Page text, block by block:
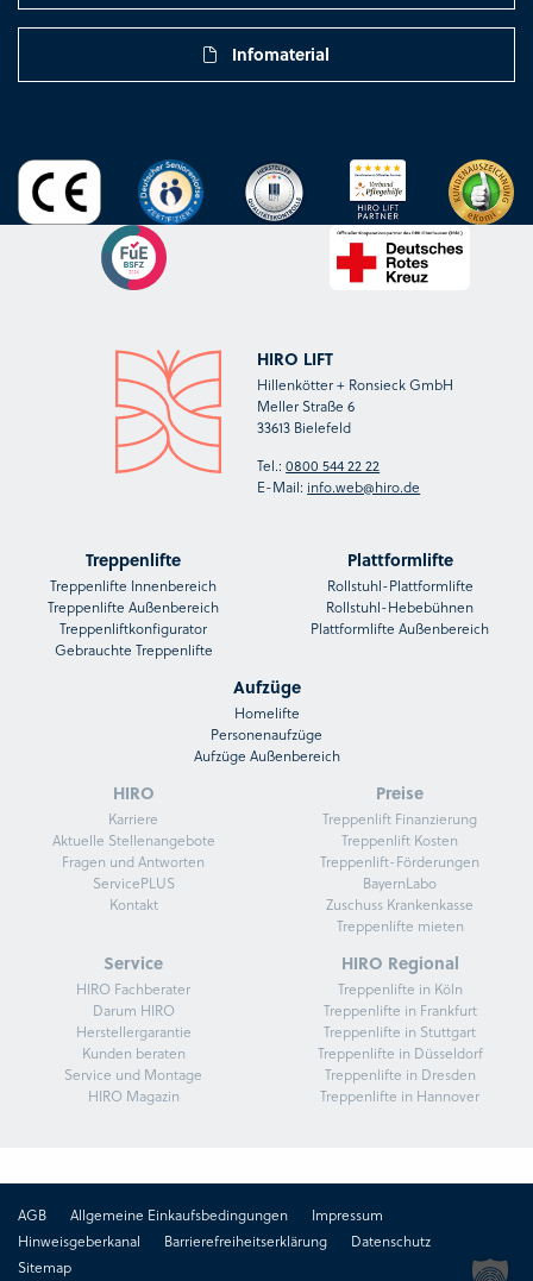
Infomaterial
HIRO LIFT
Hillenkötter + Ronsieck GmbH
Meller Straße 6
33613 Bielefeld
Tel.:0800 544 22 22
E-Mail: info.web@hiro.de
Treppenlifte
Treppenlifte Innenbereich
Treppenlifte Außenbereich
Treppenliftkonfigurator
Gebrauchte Treppenlifte
Plattformlifte
Rollstuhl-Plattformlifte
Rollstuhl-Hebebühnen
Plattformlifte Außenbereich
Aufzüge
Homelifte
Personenaufzüge
Aufzüge Außenbereich
HIRO
Karriere
Aktuelle Stellenangebote
Fragen und Antworten
ServicePLUS
Kontakt
Preise
Treppenlift Finanzierung
Treppenlift Kosten
Treppenlift-Förderungen
BayernLabo
Zuschuss Krankenkasse
Treppenlifte mieten
Service
HIRO Fachberater
Darum HIRO
Herstellergarantie
Kunden beraten
Service und Montage
HIRO Magazin
HIRO Regional
Treppenlifte in Köln
Treppenlifte in Frankfurt
Treppenlifte in Stuttgart
Treppenlifte in Düsseldorf
Treppenlifte in Dresden
Treppenlifte in Hannover
AGB Allgemeine Einkaufsbedingungen
Impressum
Hinweisgeberkanal
Barrierefreiheitserklärung
Datenschutz
Sitemap